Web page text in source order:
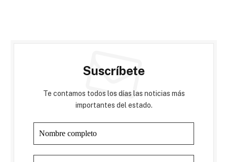
Suscríbete
Te contamos todos los días las noticias más
importantes del estado.